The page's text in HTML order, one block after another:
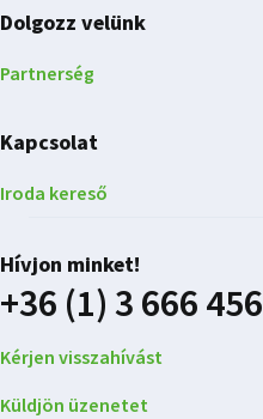
Dolgozz velünk
Partnerség
Kapcsolat
Iroda kereső
Hívjon minket!
+36 (1) 3 666 456
Kérjen visszahívást
Küldjön üzenetet